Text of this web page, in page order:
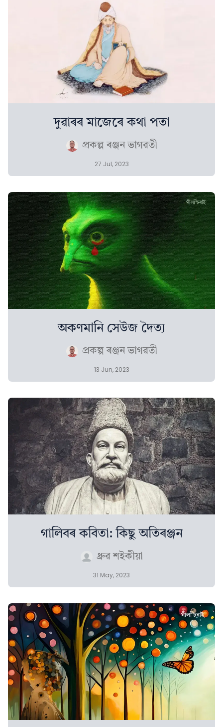
দুৱাৰৰ মাজেৰে কথা পতা
প্ৰকল্প ৰঞ্জন ভাগৱতী
27 Jul, 2023
অকণমানি সেউজ দৈত্য
প্ৰকল্প ৰঞ্জন ভাগৱতী
13 Jun, 2023
গালিবৰ কবিতা: কিছু অতিৰঞ্জন
ধ্ৰুৱ শইকীয়া
31 May, 2023